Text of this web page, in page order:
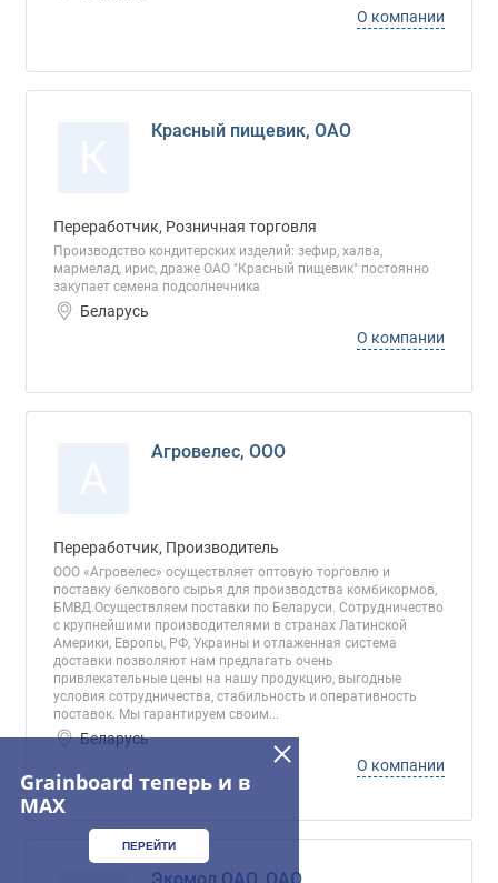
О компании
Красный пищевик, ОАО
Переработчик, Розничная торговля
Производство кондитерских изделий: зефир, халва,
мармелад, ирис, драже ОАО "Красный пищевик" постоянно
закупает семена подсолнечника
Беларусь
О компании
Агровелес, ООО
Переработчик, Производитель
OOO «Агровелес» осуществляет оптовую торговлю и
поставку белкового сырья для производства комбикормов,
БМВД.Осуществляем поставки по Беларуси. Сотрудничество
с крупнейшими производителями в странах Латинской
Америки, Европы, РФ, Украины и отлаженная система
доставки позволяют нам предлагать очень
привлекательные цены на нашу продукцию, выгодные
условия сотрудничества, стабильность и оперативность
поставок. Мы гарантируем своим...
Беларусь
О компании
Grainboard теперь и в
MAX
ПЕРЕЙТИ